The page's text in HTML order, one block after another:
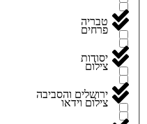
פרחים
צילום
צילום וידאו
טבריה
יסודות
ירושלים והסביבה